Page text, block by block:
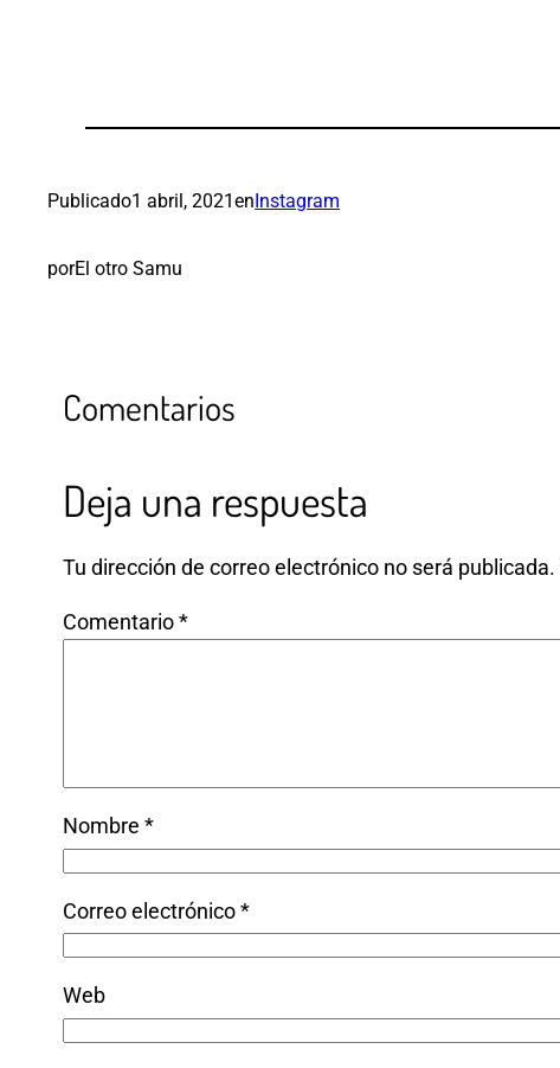
Publicado1 abril, 2021enInstagram
porEl otro Samu
Comentarios
Deja una respuesta
Tu dirección de correo electrónico no será publicada.
Comentario*
Nombre*
Correo electrónico*
Web